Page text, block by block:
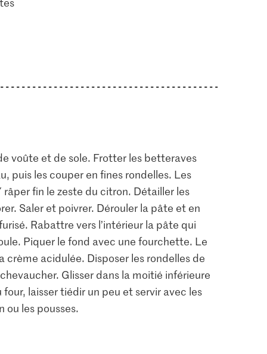
voûte et de sole. Frotter les betteraves
puis les couper en fines rondelles. Les
fin le zeste du citron. Détailler les
Saler et poivrer. Dérouler la pâte et en
Rabattre vers l’intérieur la pâte qui
Piquer le fond avec une fourchette. Le
acidulée. Disposer les rondelles de
Glisser dans la moitié inférieure
laisser tiédir un peu et servir avec les
ou les pousses.